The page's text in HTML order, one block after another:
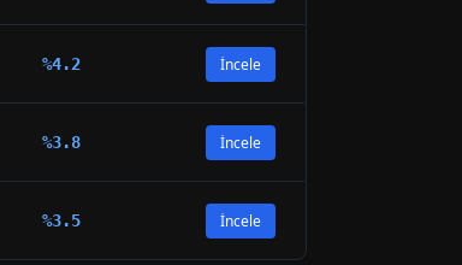
%4.2 İncele
%3.8 İncele
%3.5 İncele